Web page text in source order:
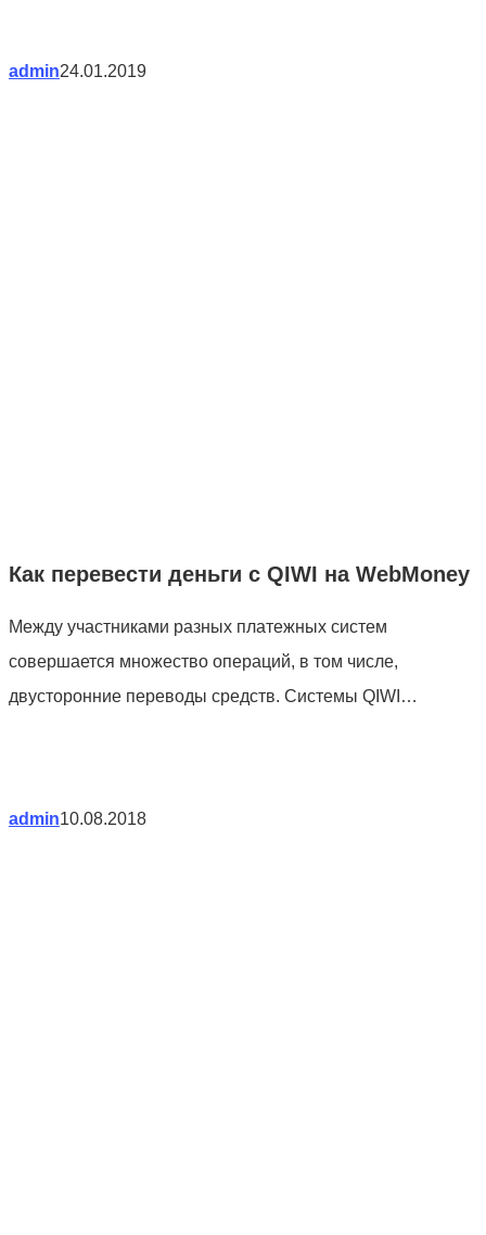
admin24.01.2019
Как перевести деньги с QIWI на WebMoney
Между участниками разных платежных систем
совершается множество операций, в том числе,
двусторонние переводы средств. Системы QIWI…
admin10.08.2018